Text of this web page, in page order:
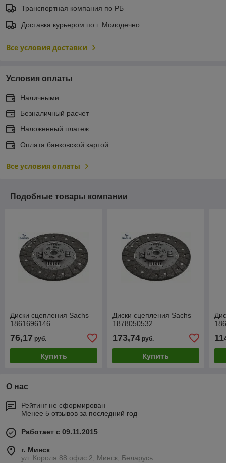
Транспортная компания по РБ
Доставка курьером по г. Молодечно
Все условия доставки
Условия оплаты
Наличными
Безналичный расчет
Наложенный платеж
Оплата банковской картой
Все условия оплаты
Подобные товары компании
Диски сцепления Sachs
1861696146
76,17 руб.
Купить
Диски сцепления Sachs
1878050532
173,74руб.
Купить
О нас
Рейтинг не сформирован
Менее 5 отзывов за последний год
Работает с 09.11.2015
г. Минск
ул. Короля 88 офис 2, Минск, Беларусь